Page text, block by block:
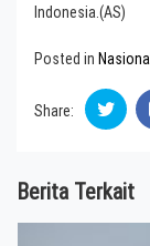
Indonesia.(AS)
Posted in Nasional
Share:
Berita Terkait